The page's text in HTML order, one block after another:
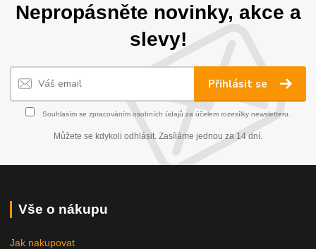
Nepropásněte novinky, akce a
slevy!
Přihlásit se
Souhlasím se zpracováním osobních údajů za účelem rozesílky newsletteru.
Můžete se kdykoli odhlásit. Zasíláme jednou za 14 dní.
Vše o nákupu
Jak nakupovat